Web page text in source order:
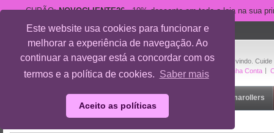
Este website usa cookies para funcionar e
melhorar a experiência de navegação. Ao
continuar a navegar está a concordar com os
termos e a política de cookies. Saber mais
Aceito as políticas
CUPÃO:NOVOCLIENTE26- 10% desconto em toda a loja na sua
Bem-vindo.
A Minha Conta
suporte@cuidedesi.pt
+351 918 595 801
Rosto Dermarollers
Cremes de dia /Mesoestetic Hydra Vital Factor K